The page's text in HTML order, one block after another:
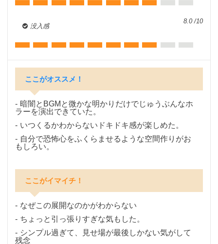
没入感
8.0 /10
ここがオススメ！
暗闇とBGMと微かな明かりだけでじゅうぶんなホ
ラーを演出できていた。
いつくるかわからないドキドキ感が楽しめた。
自分で恐怖心をふくらませるような空間作りがお
もしろい。
ここがイマイチ！
なぜこの展開なのかがわからない
ちょっと引っ張りすぎな気もした。
シンプル過ぎて、見せ場が最後しかない気がして
残念